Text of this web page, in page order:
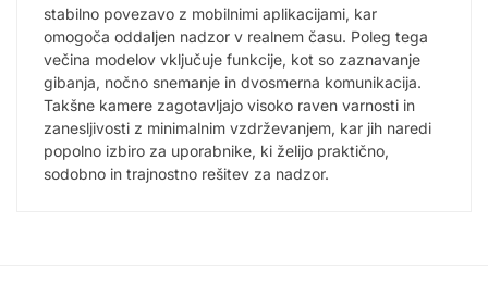
stabilno povezavo z mobilnimi aplikacijami, kar
omogoča oddaljen nadzor v realnem času. Poleg tega
večina modelov vključuje funkcije, kot so zaznavanje
gibanja, nočno snemanje in dvosmerna komunikacija.
Takšne kamere zagotavljajo visoko raven varnosti in
zanesljivosti z minimalnim vzdrževanjem, kar jih naredi
popolno izbiro za uporabnike, ki želijo praktično,
sodobno in trajnostno rešitev za nadzor.